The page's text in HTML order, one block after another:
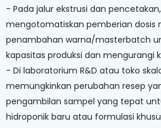
- Pada jalur ekstrusi dan
mengotomatiskan pemberian dosis
penambahan warna/masterbatch
kapasitas produksi dan mengurangi
- Di laboratorium R&D atau toko
memungkinkan perubahan resep
pengambilan sampel yang tepat
hidroponik baru atau formulasi